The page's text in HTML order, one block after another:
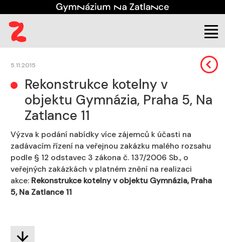
Úřední deska Veřejné zakázky
5.11.2015
Rekonstrukce kotelny v
objektu Gymnázia, Praha 5, Na
Zatlance 11
Výzva k podání nabídky více zájemců k účasti na
zadávacím řízení na veřejnou zakázku malého rozsahu
podle § 12 odstavec 3 zákona č. 137/2006 Sb., o
veřejných zakázkách v platném znění na realizaci
akce: Rekonstrukce kotelny v objektu Gymnázia, Praha
5, Na Zatlance 11